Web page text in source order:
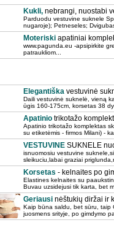
Kukli, nebrangi, nuostabi
Parduodu vestuvine suknele
nugaroje); Petneseles;
Moteriski apatiniai
www.pagunda.eu -apsipirkite
patraukliom...
Elegantiška vestuvinė
Daili vestuvinė suknelė, vieną
ūgis 160-175cm, korsetas 38
Apatinio trikotažo
Apatinio trikotažo komplektas
su etiketėmis - firmos Milani) -
VESTUVINE SUKNELE
isnuomosiu vestuvine
sleikuciu,labai graziai
Korsetas - kelnaites po
Elastines kelnaites su
Buvau uzsidejusi tik karta, bet
Geriausi nėštukių diržai ir
Kaip būna saldu, bet sūru, taip
juosmens srityje, po gimdymo